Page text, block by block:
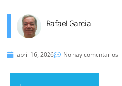
Rafael Garcia
abril 16, 2026 No hay comentarios